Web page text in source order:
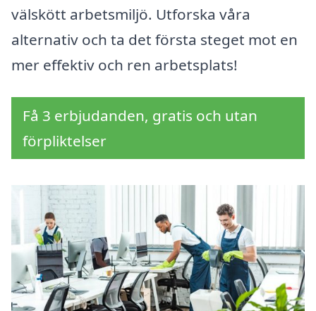
välskött arbetsmiljö. Utforska våra
alternativ och ta det första steget mot en
mer effektiv och ren arbetsplats!
Få 3 erbjudanden, gratis och utan
förpliktelser